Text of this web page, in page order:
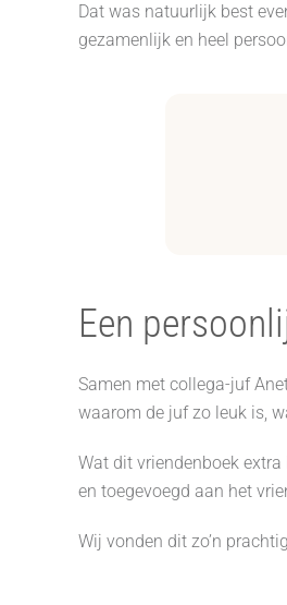
Dat was natuurlijk best
gezamenlijk en heel
Een
Samen met collega-juf
waarom de juf zo leuk is,
Wat dit vriendenboek
en toegevoegd aan het
Wij vonden dit zo’n